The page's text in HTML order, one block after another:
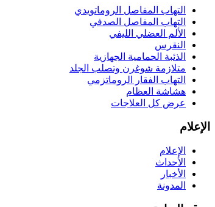
التهاب المفاصل الروماتويدي
التهاب المفاصل الصدفي
الألم العضلي الليفي
النقرس
الذئبة الحمامية الجهازية
متلازمة شوغرن وتصلب الجلد
التهاب الفقار الروماتزمي
هشاشة العظام
عرض كل العلاجات
الإعلام
الإعلام
الأحداث
الأخبار
المدونة